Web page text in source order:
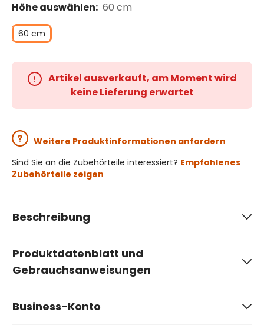
Höhe auswählen: 60 cm
60 cm
Artikel ausverkauft, am Moment wird
keine Lieferung erwartet
Weitere Produktinformationen anfordern
Sind Sie an die Zubehörteile interessiert? Empfohlenes
Zubehörteile zeigen
Beschreibung
Produktdatenblatt und
Gebrauchsanweisungen
Business-Konto